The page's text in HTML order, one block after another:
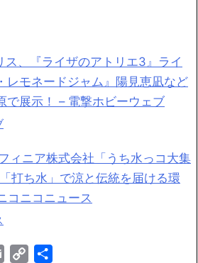
ス、『ライザのアトリエ3』ライ
レモネードジャム』陽見恵凪など
で展示！ – 電撃ホビーウェブ
ィニア株式会社「うち水っコ大集
打ち水」で涼と伝統を届ける環
コニコニュース
Email Copy